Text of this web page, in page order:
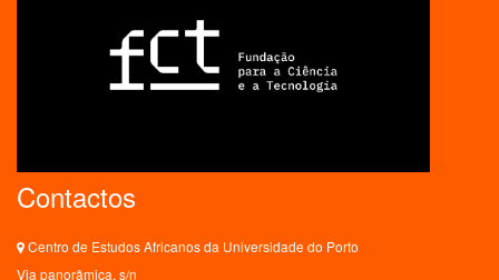
Contactos
Centro de Estudos Africanos da Universidade do Porto
Via panorâmica, s/n